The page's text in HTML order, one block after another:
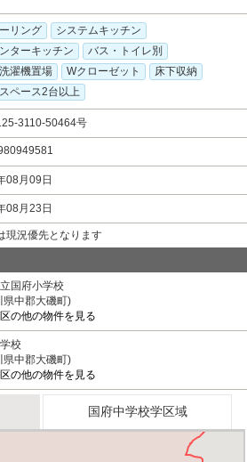
リング
システムキッチン
ターキッチン
バス・トイレ別
濯機置場
Wクローゼット
床下収納
ペース2台以上
3110-50464号
08月09日
08月23日
現況優先となります
国府小学校
県中郡大磯町)
の他の物件を見る
校
県中郡大磯町)
の他の物件を見る
国府中学校学区域